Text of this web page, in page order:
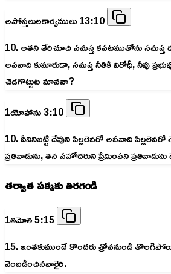
అపోస్తలులకార్యములు 13:10
10. అతని తేరిచూచి సమస్త కపటముతోను సమస్త
అపవాది కుమారుడా, సమస్త నీతికి విరోధీ, నీవు
చెడగొట్టుట మానవా?
1యోహాను 3:10
10. దీనినిబట్టి దేవుని పిల్లలెవరో అపవాది
ప్రతివాడును, తన సహోదరుని ప్రేమింపని ప్రతివాడును
తర్వాత పక్కకు తిరగండి
1తిమోతి 5:15
15. ఇంతకుముందే కొందరు త్రోవనుండి
వెంబడించినవారైరి.